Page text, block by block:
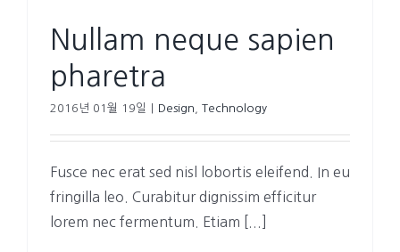
Nullam neque sapien
pharetra
2016년 01월 19일 Design Technology
Fusce nec erat sed nisl lobortis eleifend. In eu
fringilla leo. Curabitur dignissim efficitur
lorem nec fermentum. Etiam [...]